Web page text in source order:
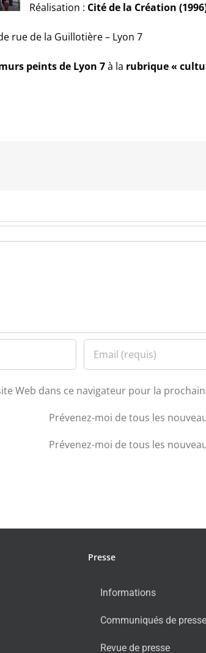
Réalisation : Cité de la Création
rue de la Guillotière – Lyon 7
peints de Lyon 7à la rubrique «
Web dans ce navigateur pour la
Prévenez-moi de tous les
Prévenez-moi de tous les
Presse
Informations
Communiqués de presse
Revue de presse